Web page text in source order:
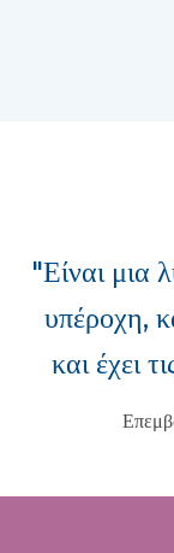
"Είναι μια
υπέροχη,
και έχει